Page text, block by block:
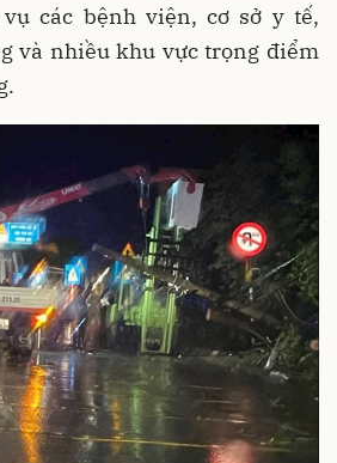
các bệnh viện, cơ sở y tế,
và nhiều khu vực trọng điểm